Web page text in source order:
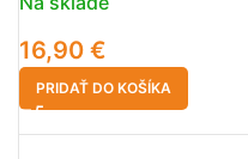
16,90 €
PRIDAŤ DO KOŠÍKA